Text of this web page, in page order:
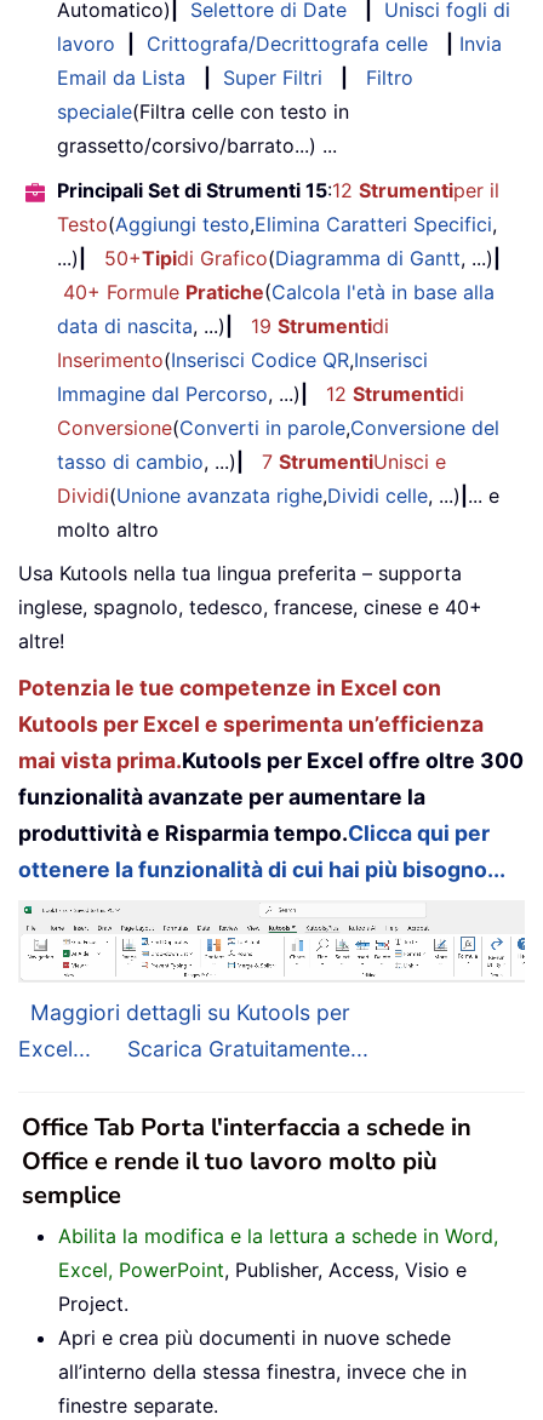
Automatico)
Selettore di Date
Unisci fogli di
lavoro
Crittografa/Decrittografa celle
Invia
Email da Lista
Super Filtri
Filtro
speciale(Filtra celle con testo in
grassetto/corsivo/barrato...) ...
Principali Set di Strumenti 15:12 Strumentiper il
Testo(Aggiungi testo,Elimina Caratteri Specifici,
...)
50+Tipidi Grafico(Diagramma di Gantt, ...)
40+ Formule Pratiche(Calcola l'età in base alla
data di nascita, ...) 19 Strumentidi
Inserimento(Inserisci Codice QR,Inserisci
Immagine dal Percorso, ...) 12 Strumentidi
Conversione(Converti in parole,Conversione del
tasso di cambio, ...) 7 StrumentiUnisci e
Dividi(Unione avanzata righe,Dividi celle, ...) ... e
molto altro
Usa Kutools nella tua lingua preferita – supporta
inglese, spagnolo, tedesco, francese, cinese e 40+
altre!
Potenzia le tue competenze in Excel con
Kutools per Excel e sperimenta un’efficienza
mai vista prima.Kutools per Excel offre oltre 300
funzionalità avanzate per aumentare la
produttività e Risparmia tempo.Clicca qui per
ottenere la funzionalità di cui hai più bisogno...
Maggiori dettagli su Kutools per
Excel...
Scarica Gratuitamente...
Office Tab Porta l'interfaccia a schede in
Office e rende il tuo lavoro molto più
semplice
Abilita la modifica e la lettura a schede in Word,
Excel, PowerPoint, Publisher, Access, Visio e
Project.
Apri e crea più documenti in nuove schede
all’interno della stessa finestra, invece che in
finestre separate.